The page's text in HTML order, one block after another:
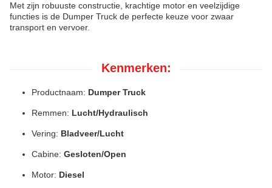
Met zijn robuuste constructie, krachtige motor en veelzijdige
functies is de Dumper Truck de perfecte keuze voor zwaar
transport en vervoer.
Kenmerken:
Productnaam: Dumper Truck
Remmen: Lucht/Hydraulisch
Vering: Bladveer/Lucht
Cabine: Gesloten/Open
Motor: Diesel